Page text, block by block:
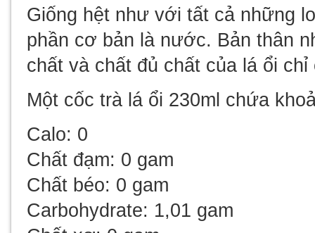
Giống hệt như với tất cả những
phần cơ bản là nước. Bản thân
chất và chất đủ chất của lá ổi
Một cốc trà lá ổi 230ml chứa
Calo: 0
Chất đạm: 0 gam
Chất béo: 0 gam
Carbohydrate: 1,01 gam